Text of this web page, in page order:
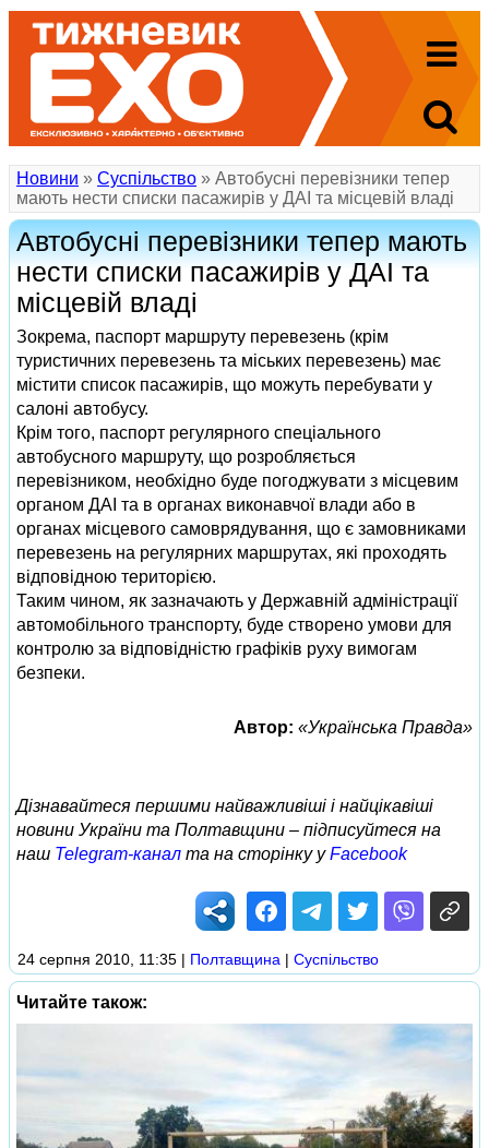
Новини » Суспільство » Автобусні перевізники тепер
мають нести списки пасажирів у ДАІ та місцевій владі
Автобусні перевізники тепер мають
нести списки пасажирів у ДАІ та
місцевій владі
Зокрема, паспорт маршруту перевезень (крім
туристичних перевезень та міських перевезень) має
містити список пасажирів, що можуть перебувати у
салоні автобусу.
Крім того, паспорт регулярного спеціального
автобусного маршруту, що розробляється
перевізником, необхідно буде погоджувати з місцевим
органом ДАІ та в органах виконавчої влади або в
органах місцевого самоврядування, що є замовниками
перевезень на регулярних маршрутах, які проходять
відповідною територією.
Таким чином, як зазначають у Державній адміністрації
автомобільного транспорту, буде створено умови для
контролю за відповідністю графіків руху вимогам
безпеки.
Автор: «Українська Правда»
Дізнавайтеся першими найважливіші і найцікавіші
новини України та Полтавщини – підписуйтеся на
наш Telegram-канал та на сторінку уFacebook
24 серпня 2010, 11:35 | Полтавщина | Суспільство
Читайте також: